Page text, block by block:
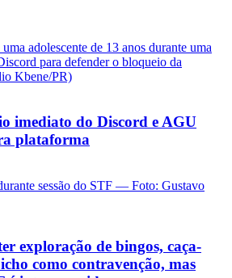
imediato do Discord e AGU
plataforma
exploração de bingos, caça-
como contravenção, mas